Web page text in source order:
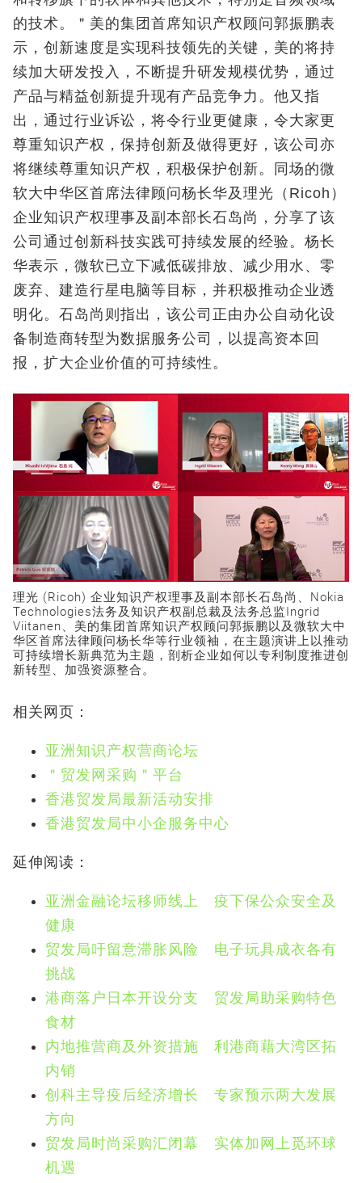
的技术。＂美的集团首席知识产权顾问郭振鹏表
示，创新速度是实现科技领先的关键，美的将持
续加大研发投入，不断提升研发规模优势，通过
产品与精益创新提升现有产品竞争力。他又指
出，通过行业诉讼，将令行业更健康，令大家更
尊重知识产权，保持创新及做得更好，该公司亦
将继续尊重知识产权，积极保护创新。同场的微
软大中华区首席法律顾问杨长华及理光（Ricoh）
企业知识产权理事及副本部长石岛尚，分享了该
公司通过创新科技实践可持续发展的经验。杨长
华表示，微软已立下减低碳排放、减少用水、零
废弃、建造行星电脑等目标，并积极推动企业透
明化。石岛尚则指出，该公司正由办公自动化设
备制造商转型为数据服务公司，以提高资本回
报，扩大企业价值的可持续性。
理光 (Ricoh) 企业知识产权理事及副本部长石岛尚、Nokia
Technologies法务及知识产权副总裁及法务总监Ingrid
Viitanen、美的集团首席知识产权顾问郭振鹏以及微软大中
华区首席法律顾问杨长华等行业领袖，在主题演讲上以推动
可持续增长新典范为主题，剖析企业如何以专利制度推进创
新转型、加强资源整合。
相关网页：
亚洲知识产权营商论坛
＂贸发网采购＂平台
香港贸发局最新活动安排
香港贸发局中小企服务中心
延伸阅读：
亚洲金融论坛移师线上 疫下保公众安全及
健康
贸发局吁留意滞胀风险 电子玩具成衣各有
挑战
港商落户日本开设分支 贸发局助采购特色
食材
内地推营商及外资措施 利港商藉大湾区拓
内销
创科主导疫后经济增长 专家预示两大发展
方向
贸发局时尚采购汇闭幕 实体加网上觅环球
机遇